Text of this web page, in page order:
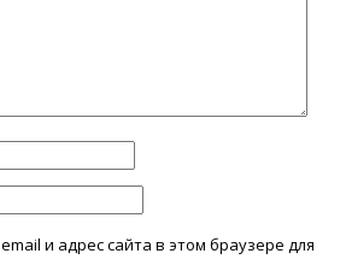
и адрес сайта в этом браузере для